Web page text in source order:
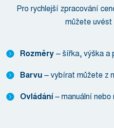
Pro rychlejší zpracování
můžete
Rozměry – šířka, výška a
Barvu – vybírat můžete z
Ovládání– manuální nebo